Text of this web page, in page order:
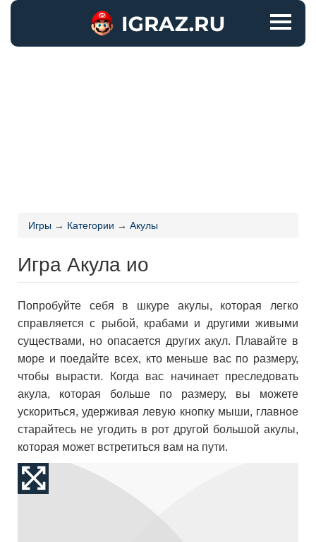
Игры → Категории → Акулы
Игра Акула ио
Попробуйте себя в шкуре акулы, которая легко
справляется с рыбой, крабами и другими живыми
существами, но опасается других акул. Плавайте в
море и поедайте всех, кто меньше вас по размеру,
чтобы вырасти. Когда вас начинает преследовать
акула, которая больше по размеру, вы можете
ускориться, удерживая левую кнопку мыши, главное
старайтесь не угодить в рот другой большой акулы,
которая может встретиться вам на пути.